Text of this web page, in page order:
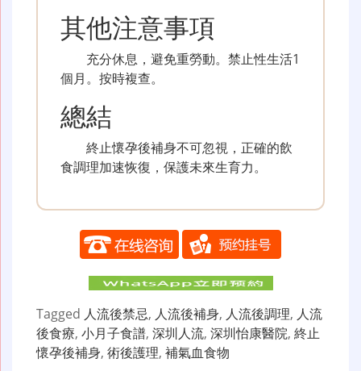
其他注意事項
充分休息，避免重勞動。禁止性生活1
個月。按時複查。
總結
終止懷孕後補身不可忽視，正確的飲
食調理加速恢復，保護未來生育力。
Tagged 人流後禁忌, 人流後補身, 人流後調理, 人流
後食療, 小月子食譜, 深圳人流, 深圳怡康醫院, 終止
懷孕後補身, 術後護理, 補氣血食物